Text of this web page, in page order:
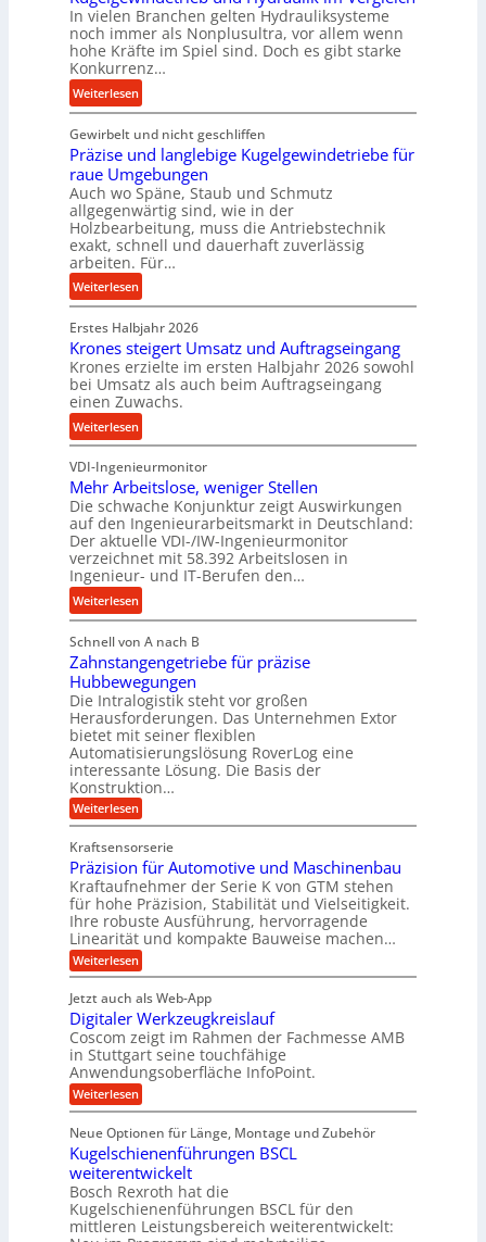
r
m
a
n
c
b
e
i
m
D
r
ü
c
k
p
r
o
z
e
s
In vielen Branchen gelten Hydrauliksysteme
noch immer als Nonplusultra, vor allem wenn
hohe Kräfte im Spiel sind. Doch es gibt starke
Konkurrenz…
Weiterlesen:
K
u
g
e
l
g
e
w
i
n
e
t
r
i
b
u
n
d
H
y
d
r
a
l
i
k
i
m
V
e
r
g
e
c
h
Gewirbelt und nicht geschliffen
Präzise und langlebige Kugelgewindetriebe für
raue Umgebungen
Auch wo Späne, Staub und Schmutz
allgegenwärtig sind, wie in der
Holzbearbeitung, muss die Antriebstechnik
exakt, schnell und dauerhaft zuverlässig
arbeiten. Für…
Weiterlesen:
P
r
ä
z
i
s
e
u
n
d
l
a
n
g
e
b
i
g
e
K
u
g
e
l
g
e
w
i
n
d
e
t
i
e
b
e
f
ü
r
r
a
u
e
U
Erstes Halbjahr 2026
Krones steigert Umsatz und Auftragseingang
Krones erzielte im ersten Halbjahr 2026 sowohl
bei Umsatz als auch beim Auftragseingang
einen Zuwachs.
Weiterlesen:
K
r
o
n
e
s
s
t
e
g
e
r
t
U
m
s
a
t
u
n
d
A
u
f
t
r
a
g
s
e
i
g
a
n
g
VDI-Ingenieurmonitor
Mehr Arbeitslose, weniger Stellen
Die schwache Konjunktur zeigt Auswirkungen
auf den Ingenieurarbeitsmarkt in Deutschland:
Der aktuelle VDI-/IW-Ingenieurmonitor
verzeichnet mit 58.392 Arbeitslosen in
Ingenieur- und IT-Berufen den…
Weiterlesen:
M
e
h
r
A
r
b
e
i
t
s
l
o
s
e
,
w
e
n
i
g
e
r
S
t
e
l
l
e
n
Schnell von A nach B
Zahnstangengetriebe für präzise
Hubbewegungen
Die Intralogistik steht vor großen
Herausforderungen. Das Unternehmen Extor
bietet mit seiner flexiblen
Automatisierungslösung RoverLog eine
interessante Lösung. Die Basis der
Konstruktion…
Weiterlesen:
Z
h
n
s
t
a
n
g
e
n
e
t
r
i
e
b
e
f
r
p
r
ä
z
i
s
Kraftsensorserie
Präzision für Automotive und Maschinenbau
Kraftaufnehmer der Serie K von GTM stehen
für hohe Präzision, Stabilität und Vielseitigkeit.
Ihre robuste Ausführung, hervorragende
Linearität und kompakte Bauweise machen…
Weiterlesen:
P
ä
z
i
s
i
o
n
f
r
A
u
t
o
m
o
Jetzt auch als Web-App
Digitaler Werkzeugkreislauf
Coscom zeigt im Rahmen der Fachmesse AMB
in Stuttgart seine touchfähige
Anwendungsoberfläche InfoPoint.
Weiterlesen:
D
g
i
t
a
l
e
r
Neue Optionen für Länge, Montage und Zubehör
Kugelschienenführungen BSCL
weiterentwickelt
Bosch Rexroth hat die
Kugelschienenführungen BSCL für den
mittleren Leistungsbereich weiterentwickelt: